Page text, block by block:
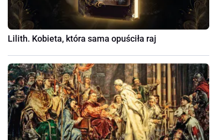
Lilith. Kobieta, która sama opuściła raj